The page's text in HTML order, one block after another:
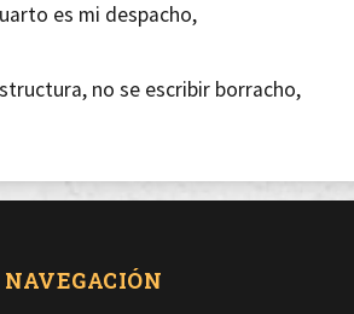
es mi despacho,
no se escribir borracho,
NAVEGACIÓN